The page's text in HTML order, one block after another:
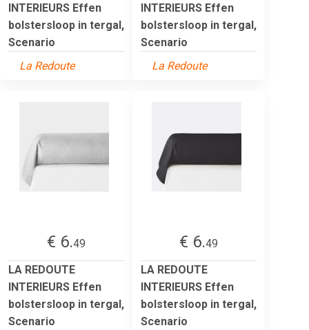
INTERIEURS Effen
bolstersloop in tergal,
Scenario
La Redoute
INTERIEURS Effen
bolstersloop in tergal,
Scenario
La Redoute
€ 6.49
LA REDOUTE
INTERIEURS Effen
bolstersloop in tergal,
Scenario
€ 6.49
LA REDOUTE
INTERIEURS Effen
bolstersloop in tergal,
Scenario